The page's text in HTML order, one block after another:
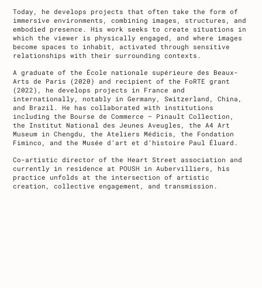
Today, he develops projects that often take the form of
immersive environments, combining images, structures, and
embodied presence. His work seeks to create situations in
which the viewer is physically engaged, and where images
become spaces to inhabit, activated through sensitive
relationships with their surrounding contexts.
A graduate of the École nationale supérieure des Beaux-
Arts de Paris (2020) and recipient of the FoRTE grant
(2022), he develops projects in France and
internationally, notably in Germany, Switzerland, China,
and Brazil. He has collaborated with institutions
including the Bourse de Commerce – Pinault Collection,
the Institut National des Jeunes Aveugles, the A4 Art
Museum in Chengdu, the Ateliers Médicis, the Fondation
Fiminco, and the Musée d’art et d’histoire Paul Éluard.
Co-artistic director of the Heart Street association and
currently in residence at POUSH in Aubervilliers, his
practice unfolds at the intersection of artistic
creation, collective engagement, and transmission.